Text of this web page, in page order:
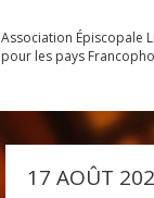
Association Épiscopale
pour les pays
17 AOÛT